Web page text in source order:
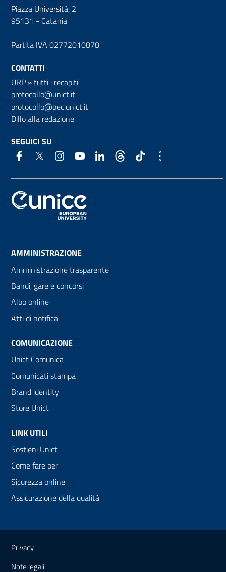
Piazza Università, 2
95131 - Catania
Partita IVA 02772010878
CONTATTI
URP »tutti i recapiti
protocollo@unict.it
protocollo@pec.unict.it
Dillo alla redazione
SEGUICI SU
AMMINISTRAZIONE
Amministrazione trasparente
Bandi, gare e concorsi
Albo online
Atti di notifica
COMUNICAZIONE
Unict Comunica
Comunicati stampa
Brand identity
Store Unict
LINK UTILI
Sostieni Unict
Come fare per
Sicurezza online
Assicurazione della qualità
Link e informazioni utili
Privacy
Note legali